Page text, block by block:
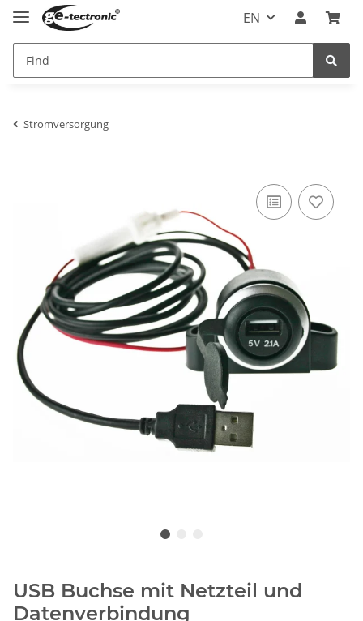
EN
Stromversorgung
USB Buchse mit Netzteil und
Datenverbindung